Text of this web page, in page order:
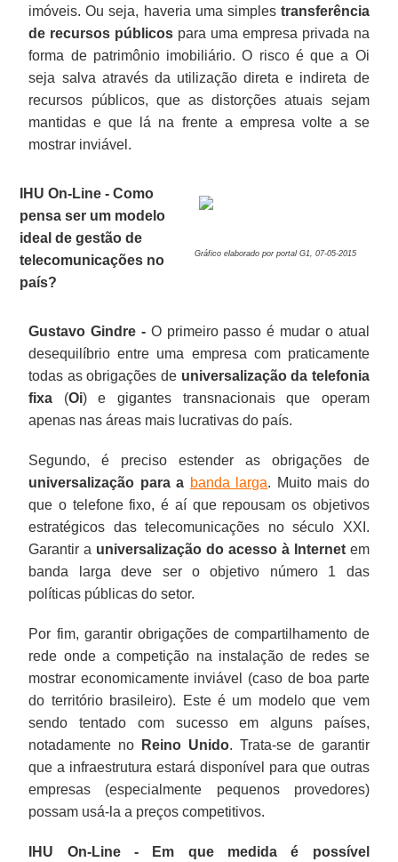
imóveis. Ou seja, haveria uma simples transferência
de recursos públicos para uma empresa privada na
forma de patrimônio imobiliário. O risco é que a Oi
seja salva através da utilização direta e indireta de
recursos públicos, que as distorções atuais sejam
mantidas e que lá na frente a empresa volte a se
mostrar inviável.
Gráfico elaborado por portal G1, 07-05-2015
IHU On-Line - Como
pensa ser um modelo
ideal de gestão de
telecomunicações no
país?
Gustavo Gindre - O primeiro passo é mudar o atual
desequilíbrio entre uma empresa com praticamente
todas as obrigações de universalização da telefonia
fixa (Oi) e gigantes transnacionais que operam
apenas nas áreas mais lucrativas do país.
Segundo, é preciso estender as obrigações de
universalização para a banda larga. Muito mais do
que o telefone fixo, é aí que repousam os objetivos
estratégicos das telecomunicações no século XXI.
Garantir a universalização do acesso à Internetem
banda larga deve ser o objetivo número 1 das
políticas públicas do setor.
Por fim, garantir obrigações de compartilhamento de
rede onde a competição na instalação de redes se
mostrar economicamente inviável (caso de boa parte
do território brasileiro). Este é um modelo que vem
sendo tentado com sucesso em alguns países,
notadamente no
Reino Unido. Trata-se de garantir
que a infraestrutura estará disponível para que outras
empresas (especialmente pequenos provedores)
possam usá-la a preços competitivos.
IHU On-Line - Em que medida é possível